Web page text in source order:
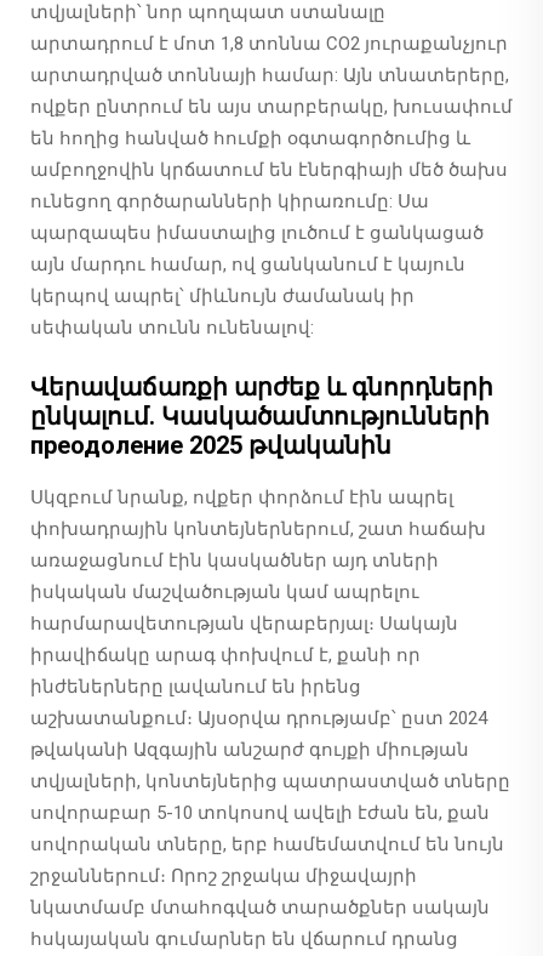
տվյալների՝ նոր պողպատ ստանալը
արտադրում է մոտ 1,8 տոննա CO2 յուրաքանչյուր
արտադրված տոննայի համար: Այն տնատերերը,
ովքեր ընտրում են այս տարբերակը, խուսափում
են հողից հանված հումքի օգտագործումից և
ամբողջովին կրճատում են էներգիայի մեծ ծախս
ունեցող գործարանների կիրառումը: Սա
պարզապես իմաստալից լուծում է ցանկացած
այն մարդու համար, ով ցանկանում է կայուն
կերպով ապրել՝ միևնույն ժամանակ իր
սեփական տունն ունենալով:
Վերավաճառքի արժեք և գնորդների
ընկալում. Կասկածամտությունների
преодоление 2025 թվականին
Սկզբում նրանք, ովքեր փորձում էին ապրել
փոխադրային կոնտեյներներում, շատ հաճախ
առաջացնում էին կասկածներ այդ տների
իսկական մաշվածության կամ ապրելու
հարմարավետության վերաբերյալ։ Սակայն
իրավիճակը արագ փոխվում է, քանի որ
ինժեներները լավանում են իրենց
աշխատանքում։ Այսօրվա դրությամբ՝ ըստ 2024
թվականի Ազգային անշարժ գույքի միության
տվյալների, կոնտեյներից պատրաստված տները
սովորաբար 5-10 տոկոսով ավելի էժան են, քան
սովորական տները, երբ համեմատվում են նույն
շրջաններում։ Որոշ շրջակա միջավայրի
նկատմամբ մտահոգված տարածքներ սակայն
հսկայական գումարներ են վճարում դրանց